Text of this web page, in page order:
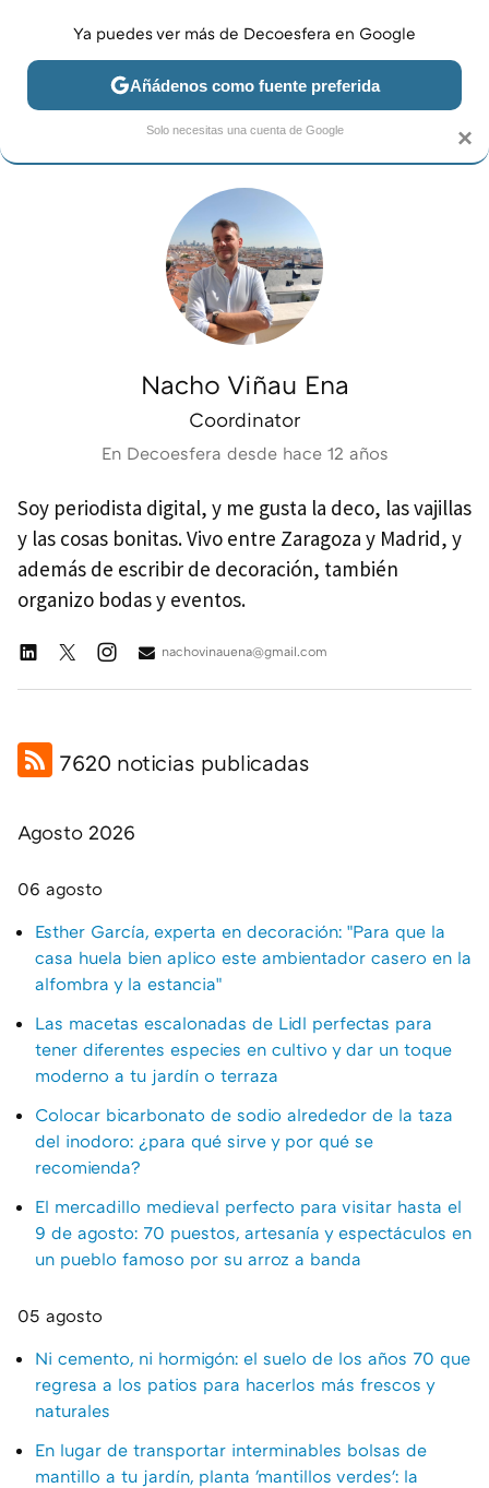
JARDÍN Y TERRAZA SALÓN DORMITORIO COCINA
Nacho Viñau Ena
Coordinator
En Decoesfera desde hace 12 años
Soy periodista digital, y me gusta la deco, las vajillas
y las cosas bonitas. Vivo entre Zaragoza y Madrid, y
además de escribir de decoración, también
organizo bodas y eventos.
nachovinauena@gmail.com
7620 noticias publicadas
Agosto 2026
06 agosto
Esther García, experta en decoración: "Para que la
casa huela bien aplico este ambientador casero en la
alfombra y la estancia"
Las macetas escalonadas de Lidl perfectas para
tener diferentes especies en cultivo y dar un toque
moderno a tu jardín o terraza
Colocar bicarbonato de sodio alrededor de la taza
del inodoro: ¿para qué sirve y por qué se
recomienda?
El mercadillo medieval perfecto para visitar hasta el
9 de agosto: 70 puestos, artesanía y espectáculos en
un pueblo famoso por su arroz a banda
05 agosto
Ni cemento, ni hormigón: el suelo de los años 70 que
regresa a los patios para hacerlos más frescos y
naturales
En lugar de transportar interminables bolsas de
mantillo a tu jardín, planta 'mantillos verdes': la
×
Ya puedes ver más de Decoesfera en Google
Añádenos como fuente preferida
Solo necesitas una cuenta de Google